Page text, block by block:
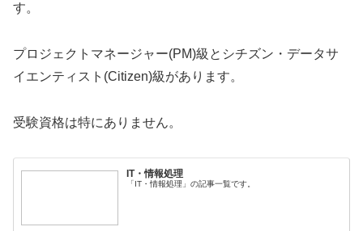
す。
プロジェクトマネージャー(PM)級とシチズン・データサ
イエンティスト(Citizen)級があります。
受験資格は特にありません。
IT・情報処理
「IT・情報処理」の記事一覧です。